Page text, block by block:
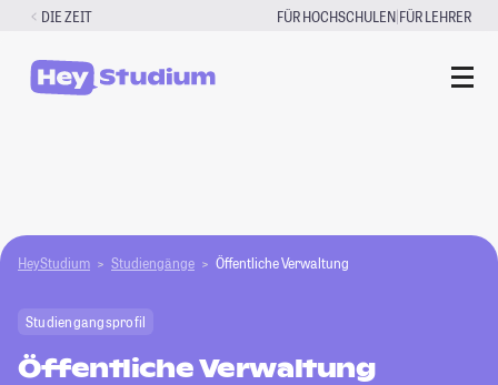
Zum
springen
DIE ZEIT FÜR HOCHSCHULEN|FÜR LEHRER
HeyStudium Studiengänge Öffentliche Verwaltung
Studiengangsprofil
Öffentliche Verwaltung